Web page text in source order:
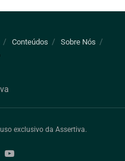
Conteúdos
Sobre Nós
exclusivo da Assertiva.